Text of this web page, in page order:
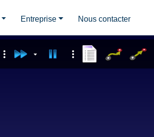
Entreprise Nous contacter